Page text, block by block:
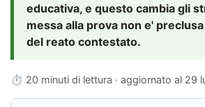
educativa, e questo cambia gli
messa alla prova non e'
del reato contestato.
⏱ 20 minuti di lettura · aggiornato al 29